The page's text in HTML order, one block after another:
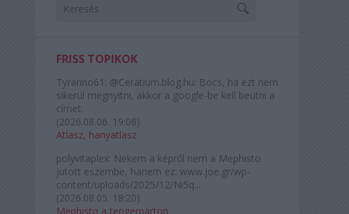
FRISS TOPIKOK
Tyranno61: @Ceratium.blog.hu: Bocs, ha ezt nem
sikerül megnyitni, akkor a google-be kell beütni a
címet.
(2026.08.06. 19:08)
Atlasz, hanyatlasz
polyvitaplex: Nekem a képről nem a Mephisto
jutott eszembe, hanem ez: www.joe.gr/wp-
content/uploads/2025/12/Ni5q...
(2026.08.05. 18:20)
Mephisto a tengerparton